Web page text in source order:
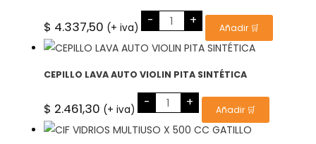
$ 4.337,50 (+ iva) - CEPILLO
CEPY
CAR
SAMANTHA
cantidad
+ Añadir 🛒
CEPILLO LAVA AUTO VIOLIN PITA SINTÉTICA
$ 2.461,30 (+ iva) - CEPILLO
LAVA
AUTO
VIOLIN
PITA
+ Añadir 🛒